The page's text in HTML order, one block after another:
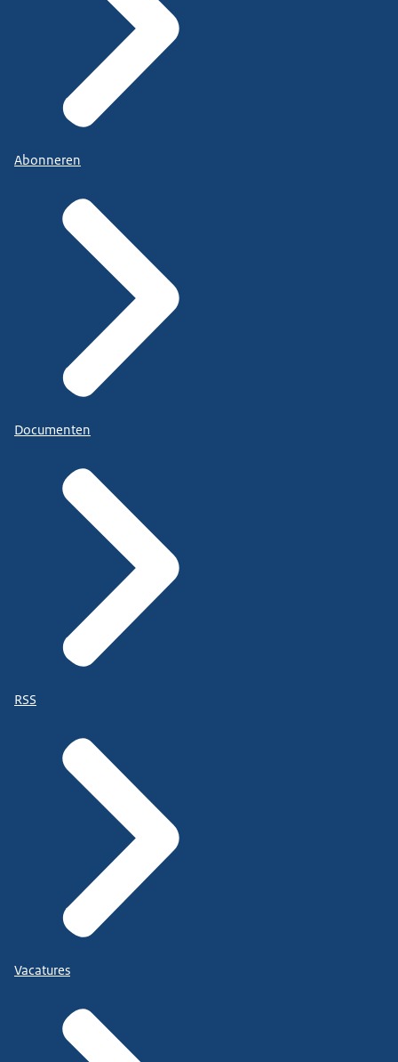
Abonneren
Documenten
RSS
Vacatures